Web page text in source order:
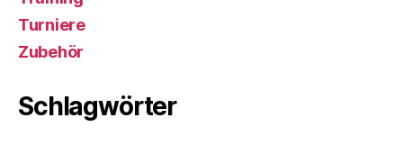
Turniere
Zubehör
Schlagwörter